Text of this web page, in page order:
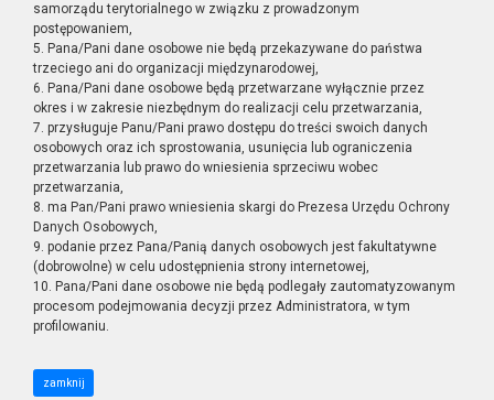
samorządu terytorialnego w związku z prowadzonym
postępowaniem,
5. Pana/Pani dane osobowe nie będą przekazywane do państwa
trzeciego ani do organizacji międzynarodowej,
6. Pana/Pani dane osobowe będą przetwarzane wyłącznie przez
okres i w zakresie niezbędnym do realizacji celu przetwarzania,
7. przysługuje Panu/Pani prawo dostępu do treści swoich danych
osobowych oraz ich sprostowania, usunięcia lub ograniczenia
przetwarzania lub prawo do wniesienia sprzeciwu wobec
przetwarzania,
8. ma Pan/Pani prawo wniesienia skargi do Prezesa Urzędu Ochrony
Danych Osobowych,
9. podanie przez Pana/Panią danych osobowych jest fakultatywne
(dobrowolne) w celu udostępnienia strony internetowej,
10. Pana/Pani dane osobowe nie będą podlegały zautomatyzowanym
procesom podejmowania decyzji przez Administratora, w tym
profilowaniu.
zamknij